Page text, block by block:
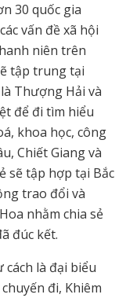
30 quốc gia
vấn đề xã hội
niên trên
tập trung tại
Thượng Hải và
để đi tìm hiểu
khoa học, công
Chiết Giang và
sẽ tập hợp tại Bắc
trao đổi và
nhằm chia sẻ
đúc kết.
là đại biểu
đi, Khiêm